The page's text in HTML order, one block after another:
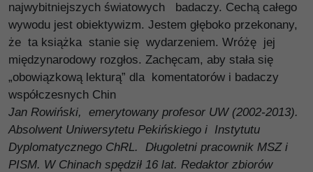
najwybitniejszych światowych badaczy. Cechą całego
wywodu jest obiektywizm. Jestem głęboko przekonany,
że ta książka stanie się wydarzeniem. Wróżę jej
międzynarodowy rozgłos. Zachęcam, aby stała się
„obowiązkową lekturą” dla komentatorów i badaczy
współczesnych Chin
Jan Rowiński, emerytowany profesor UW (2002-2013).
Absolwent Uniwersytetu Pekińskiego i Instytutu
Dyplomatycznego ChRL. Długoletni pracownik MSZ i
PISM. W Chinach spędził 16 lat. Redaktor zbiorów